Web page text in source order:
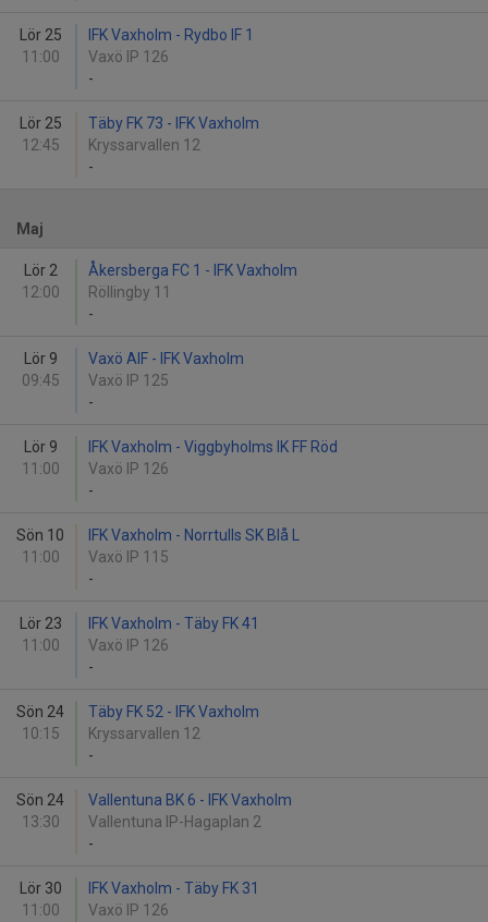
Lör 25
11:00
IFK Vaxholm - Rydbo IF 1
Vaxö IP 126
-
Lör 25
12:45
Täby FK 73 - IFK Vaxholm
Kryssarvallen 12
-
Maj
Lör 2
12:00
Åkersberga FC 1 - IFK Vaxholm
Röllingby 11
-
Lör 9
09:45
Vaxö AIF - IFK Vaxholm
Vaxö IP 125
-
Lör 9
11:00
IFK Vaxholm - Viggbyholms IK FF Röd
Vaxö IP 126
-
Sön 10
11:00
IFK Vaxholm - Norrtulls SK Blå L
Vaxö IP 115
-
Lör 23
11:00
IFK Vaxholm - Täby FK 41
Vaxö IP 126
-
Sön 24
10:15
Täby FK 52 - IFK Vaxholm
Kryssarvallen 12
-
Sön 24
13:30
Vallentuna BK 6 - IFK Vaxholm
Vallentuna IP-Hagaplan 2
-
Lör 30
11:00
IFK Vaxholm - Täby FK 31
Vaxö IP 126